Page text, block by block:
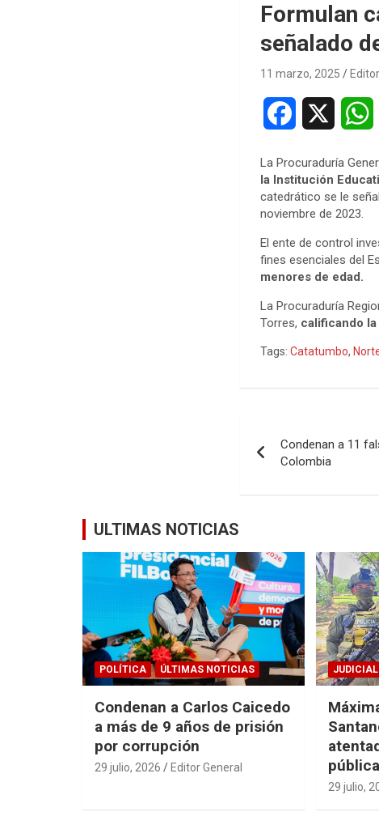
Formulan
señalado
11 marzo, 2025
c
e
b
o
o
a
La Procuraduría
la Institución
catedrático se le
noviembre de 2023.
El ente de control
fines esenciales del
menores de edad.
La Procuraduría
Torres, calificando
Tags: Catatumbo,
de
entradas
Condenan a 11
Colombia
ULTIMAS NOTICIAS
POLÍTICA ÚLTIMAS NOTICIAS
Condenan a Carlos Caicedo
a más de 9 años de prisión
por corrupción
29 julio, 2026 Editor General
JUDICIAL
pública
29 julio,